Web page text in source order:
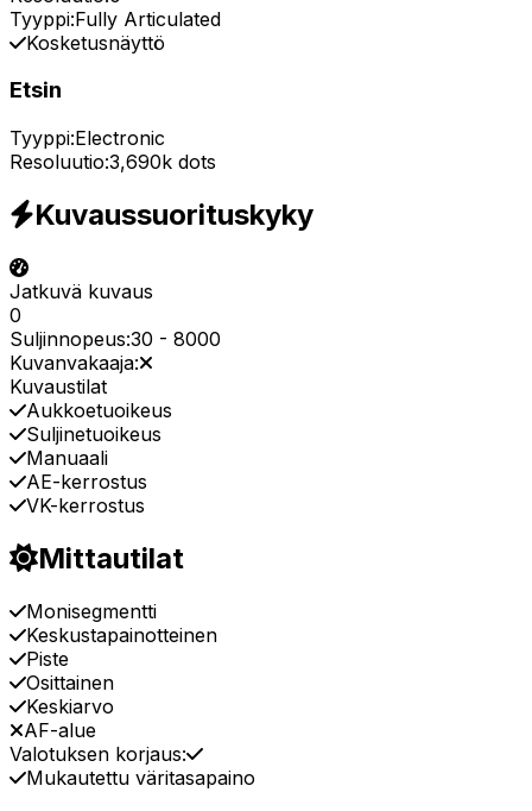
Tyyppi:Fully Articulated
Kosketusnäyttö
Etsin
Tyyppi:Electronic
Resoluutio:3,690k dots
Kuvaussuorituskyky
Jatkuvä kuvaus
0
Suljinnopeus:30 - 8000
Kuvanvakaaja:
Kuvaustilat
Aukkoetuoikeus
Suljinetuoikeus
Manuaali
AE-kerrostus
VK-kerrostus
Mittautilat
Monisegmentti
Keskustapainotteinen
Piste
Osittainen
Keskiarvo
AF-alue
Valotuksen korjaus:
Mukautettu väritasapaino